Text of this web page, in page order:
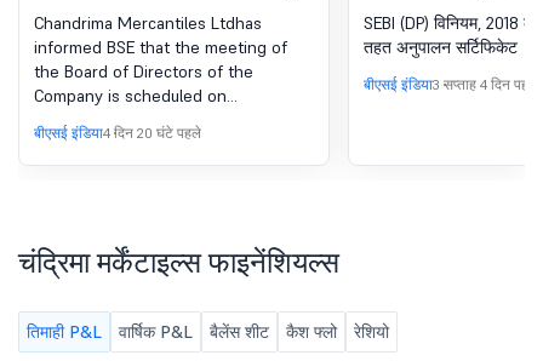
Intimation for Intimation Of
Board Meeting To Be Held
On Wednesday, 12Th
August, 2026
Chandrima Mercantiles Ltdhas
informed BSE that the meeting of
the Board of Directors of the
Company is scheduled on
12/08/2026 ,inter alia, to consider
and approve Pursuant to Regulation
29 of SEBI (Listing Obligations and
you that a meeting of the Board of
Directors of the Company will be
2026 at 03:00 P.M. at the Registered
Office of the Company situated at F-
बीएसई इंडिया4 दिन 20 घंटे पहले
अनुपालन-सर्टिफिकेट.
विनियम, 2018 का
SEBI (DP) विनियम, 2018
तहत अनुपालन सर्टिफिकेट
बीएसई इंडिया3 सप्ताह 4 दिन पहले
चंद्रिमा मर्केंटाइल्स फाइनेंशियल्स
तिमाही P&L वार्षिक P&L बैलेंस शीट कैश फ्लो रेशियो